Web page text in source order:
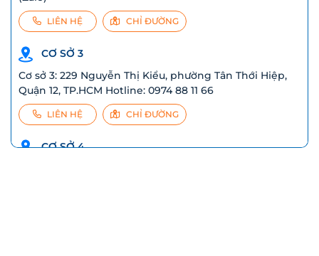
LIÊN HỆ CHỈ ĐƯỜNG
CƠ SỞ 3
Cơ sở 3: 229 Nguyễn Thị Kiểu, phường Tân Thới Hiệp,
Quận 12, TP.HCM Hotline: 0974 88 11 66
LIÊN HỆ CHỈ ĐƯỜNG
CƠ SỞ 4